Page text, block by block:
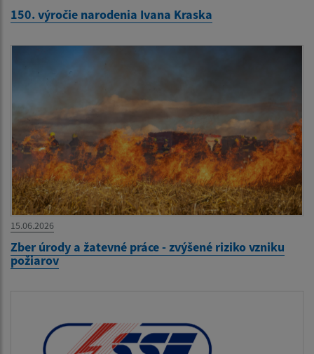
150. výročie narodenia Ivana Kraska
15.06.2026
Zber úrody a žatevné práce - zvýšené riziko vzniku
požiarov